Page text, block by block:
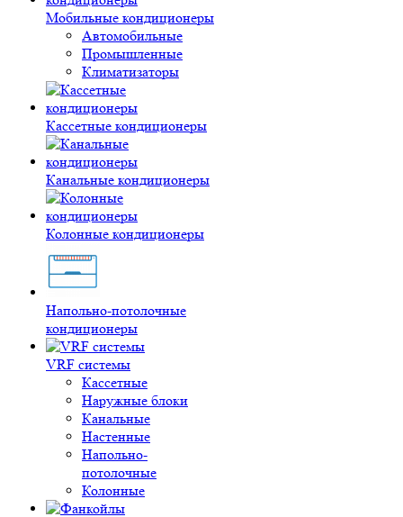
Мобильные кондиционеры
Автомобильные
Промышленные
Климатизаторы
Кассетные кондиционеры
Канальные кондиционеры
Колонные кондиционеры
Напольно-потолочные
кондиционеры
VRF системы
Кассетные
Наружные блоки
Канальные
Настенные
Напольно-
потолочные
Колонные